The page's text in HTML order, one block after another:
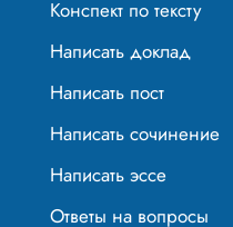
Конспект по тексту
Написать доклад
Написать пост
Написать сочинение
Написать эссе
Ответы на вопросы